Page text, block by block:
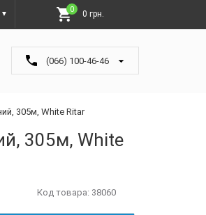
▼
0 0 грн.
(066) 100-46-46
305м, White Ritar
305м, White
Код товара: 38060